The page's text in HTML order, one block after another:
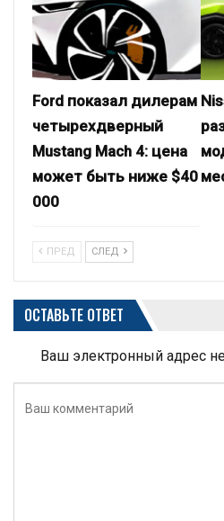
Ford показал дилерам
четырехдверный
Mustang Mach 4: цена
может быть ниже $40
000
ПРЕД СЛЕД
ОСТАВЬТЕ ОТВЕТ
Ваш электронный адрес